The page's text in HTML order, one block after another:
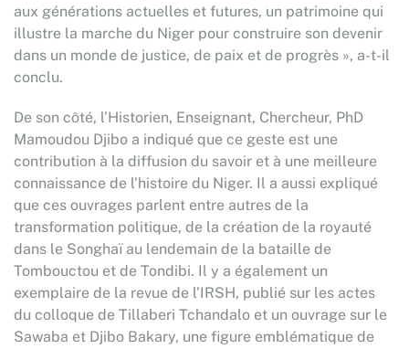
aux générations actuelles et futures, un patrimoine qui
illustre la marche du Niger pour construire son devenir
dans un monde de justice, de paix et de progrès », a-t-il
conclu.
De son côté, l’Historien, Enseignant, Chercheur, PhD
Mamoudou Djibo a indiqué que ce geste est une
contribution à la diffusion du savoir et à une meilleure
connaissance de l’histoire du Niger. Il a aussi expliqué
que ces ouvrages parlent entre autres de la
transformation politique, de la création de la royauté
dans le Songhaï au lendemain de la bataille de
Tombouctou et de Tondibi. Il y a également un
exemplaire de la revue de l’IRSH, publié sur les actes
du colloque de Tillaberi Tchandalo et un ouvrage sur le
Sawaba et Djibo Bakary, une figure emblématique de